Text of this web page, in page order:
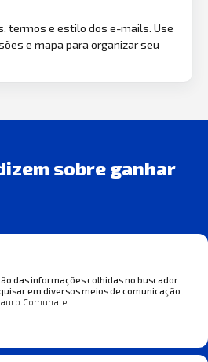
termos e estilo dos e-mails. Use
e mapa para organizar seu
sobre ganhar
das informações colhidas no buscador.
em diversos meios de comunicação.
Comunale